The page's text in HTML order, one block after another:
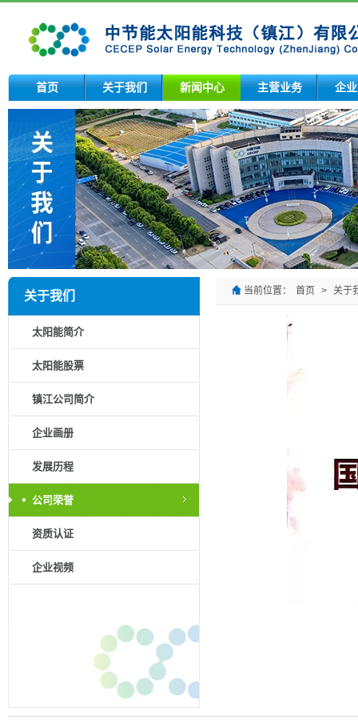
首页 关于我们 新闻中心 主营业务 企
关于我们
太阳能简介
太阳能股票
镇江公司简介
企业画册
发展历程
公司荣誉
资质认证
企业视频
当前位置： 首页 > 关于